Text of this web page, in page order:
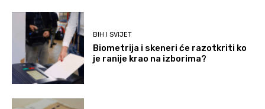
BIH I SVIJET
Biometrija i skeneri će razotkriti ko
je ranije krao na izborima?